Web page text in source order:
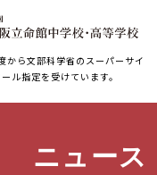
から文部科学省のスーパーサイ
ル指定を受けています。
ニュース